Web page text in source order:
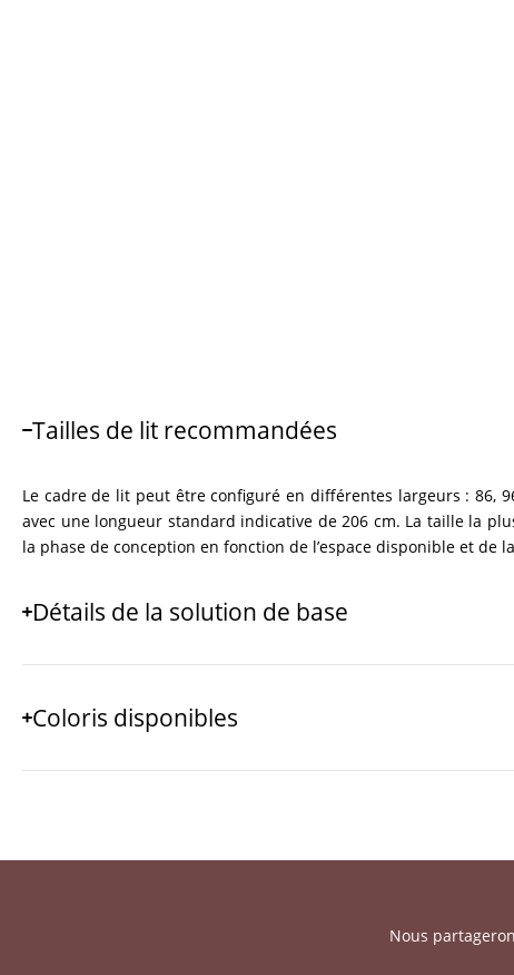
Tailles de lit recommandées
Le cadre de lit peut être configuré en différentes largeurs : 86,
avec une longueur standard indicative de 206 cm. La taille la
la phase de conception en fonction de l’espace disponible et de
Détails de la solution de base
Coloris disponibles
Nous